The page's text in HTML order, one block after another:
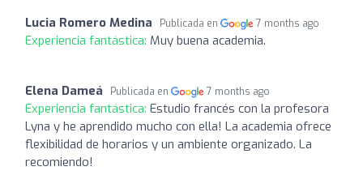
Lucia Romero Medina Publicada en 7 months ago
Experiencia fantástica: Muy buena academia.
Elena Dameá Publicada en 7 months ago
Experiencia fantástica: Estudio francés con la profesora
Lyna y he aprendido mucho con ella! La academia ofrece
flexibilidad de horarios y un ambiente organizado. La
recomiendo!